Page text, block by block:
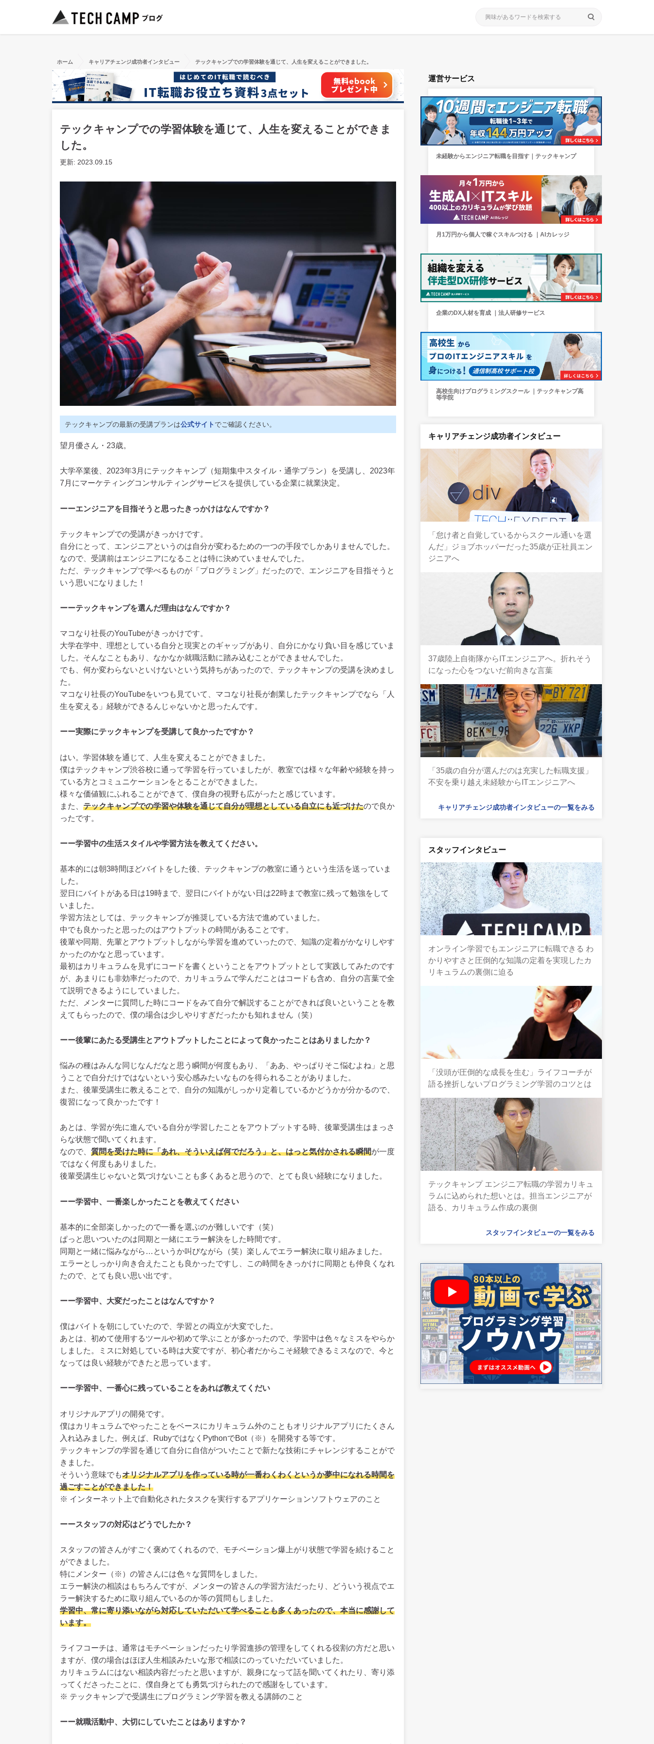
search
ホーム キャリアチェンジ成功者インタビュー テックキャンプでの学習体験を通じて、人生を変えることができました。
テックキャンプでの学習体験を通じて、人生を変えることができま
した。
更新: 2023.09.15
テックキャンプの最新の受講プランは公式サイト でご確認ください。
望月優さん・23歳。
大学卒業後、2023年3月にテックキャンプ（短期集中スタイル・通学プラン）を受講し、2023年
7月にマーケティングコンサルティングサービスを提供している企業に就業決定。
ーーエンジニアを目指そうと思ったきっかけはなんですか？
テックキャンプでの受講がきっかけです。
自分にとって、エンジニアというのは自分が変わるための一つの手段でしかありませんでした。
なので、受講前はエンジニアになることは特に決めていませんでした。
ただ、テックキャンプで学べるものが「プログラミング」だったので、エンジニアを目指そうと
いう思いになりました！
ーーテックキャンプを選んだ理由はなんですか？
マコなり社長のYouTubeがきっかけです。
大学在学中、理想としている自分と現実とのギャップがあり、自分にかなり負い目を感じていま
した。そんなこともあり、なかなか就職活動に踏み込むことができませんでした。
でも、何か変わらないといけないという気持ちがあったので、テックキャンプの受講を決めまし
た。
マコなり社長のYouTubeをいつも見ていて、マコなり社長が創業したテックキャンプでなら「人
生を変える」経験ができるんじゃないかと思ったんです。
ーー実際にテックキャンプを受講して良かったですか？
はい。学習体験を通じて、人生を変えることができました。
僕はテックキャンプ渋谷校に通って学習を行っていましたが、教室では様々な年齢や経験を持っ
ている方とコミュニケーションをとることができました。
様々な価値観にふれることができて、僕自身の視野も広がったと感じています。
また、 テックキャンプでの学習や体験を通じて自分が理想としている自立にも近づけたので良か
ったです。
ーー学習中の生活スタイルや学習方法を教えてください。
基本的には朝3時間ほどバイトをした後、テックキャンプの教室に通うという生活を送っていま
した。
翌日にバイトがある日は19時まで、翌日にバイトがない日は22時まで教室に残って勉強をして
いました。
学習方法としては、テックキャンプが推奨している方法で進めていました。
中でも良かったと思ったのはアウトプットの時間があることです。
後輩や同期、先輩とアウトプットしながら学習を進めていったので、知識の定着がかなりしやす
かったのかなと思っています。
最初はカリキュラムを見ずにコードを書くということをアウトプットとして実践してみたのです
が、あまりにも非効率だったので、カリキュラムで学んだことはコードも含め、自分の言葉で全
て説明できるようにしていました。
ただ、メンターに質問した時にコードをみて自分で解説することができれば良いということを教
えてもらったので、僕の場合は少しやりすぎだったかも知れません（笑）
ーー後輩にあたる受講生とアウトプットしたことによって良かったことはありましたか？
悩みの種はみんな同じなんだなと思う瞬間が何度もあり、「ああ、やっぱりそこ悩むよね」と思
うことで自分だけではないという安心感みたいなものを得られることがありました。
また、後輩受講生に教えることで、自分の知識がしっかり定着しているかどうかが分かるので、
復習になって良かったです！
あとは、学習が先に進んでいる自分が学習したことをアウトプットする時、後輩受講生はまっさ
らな状態で聞いてくれます。
なので、 質問を受けた時に「あれ、そういえば何でだろう」と、はっと気付かされる瞬間が一度
ではなく何度もありました。
後輩受講生じゃないと気づけないことも多くあると思うので、とても良い経験になりました。
ーー学習中、一番楽しかったことを教えてください
基本的に全部楽しかったので一番を選ぶのが難しいです（笑）
ぱっと思いついたのは同期と一緒にエラー解決をした時間です。
同期と一緒に悩みながら…というか叫びながら（笑）楽しんでエラー解決に取り組みました。
エラーとしっかり向き合えたことも良かったですし、この時間をきっかけに同期とも仲良くなれ
たので、とても良い思い出です。
ーー学習中、大変だったことはなんですか？
僕はバイトを朝にしていたので、学習との両立が大変でした。
あとは、初めて使用するツールや初めて学ぶことが多かったので、学習中は色々なミスをやらか
しました。ミスに対処している時は大変ですが、初心者だからこそ経験できるミスなので、今と
なっては良い経験ができたと思っています。
ーー学習中、一番心に残っていることをあれば教えてくだい
オリジナルアプリの開発です。
僕はカリキュラムでやったことをベースにカリキュラム外のこともオリジナルアプリにたくさん
入れ込みました。例えば、RubyではなくPythonでBot（※）を開発する等です。
テックキャンプの学習を通じて自分に自信がついたことで新たな技術にチャレンジすることがで
きました。
そういう意味でもオリジナルアプリを作っている時が一番わくわくというか夢中になれる時間を
過ごすことができました！
※ インターネット上で自動化されたタスクを実行するアプリケーションソフトウェアのこと
ーースタッフの対応はどうでしたか？
スタッフの皆さんがすごく褒めてくれるので、モチベーション爆上がり状態で学習を続けること
ができました。
特にメンター（※）の皆さんには色々な質問をしました。
エラー解決の相談はもちろんですが、メンターの皆さんの学習方法だったり、どういう視点でエ
ラー解決するために取り組んでいるのか等の質問もしました。
学習中、常に寄り添いながら対応していただいて学べることも多くあったので、本当に感謝して
います。
ライフコーチは、通常はモチベーションだったり学習進捗の管理をしてくれる役割の方だと思い
ますが、僕の場合はほぼ人生相談みたいな形で相談にのっていただいていました。
カリキュラムにはない相談内容だったと思いますが、親身になって話を聞いてくれたり、寄り添
ってくださったことに、僕自身とても勇気づけられたので感謝をしています。
※ テックキャンプで受講生にプログラミング学習を教える講師のこと
ーー就職活動中、大切にしていたことはありますか？
運営サービス
未経験からエンジニア転職を目指す｜テックキャンプ
月1万円から個人で稼ぐスキルつける ｜AIカレッジ
企業のDX人材を育成 ｜法人研修サービス
高校生向けプログラミングスクール ｜テックキャンプ高
等学院
キャリアチェンジ成功者インタビュー
「怠け者と自覚しているからスクール通いを選
んだ」ジョブホッパーだった35歳が正社員エン
ジニアへ
37歳陸上自衛隊からITエンジニアへ。折れそう
になった心をつないだ前向きな言葉
「35歳の自分が選んだのは充実した転職支援」
不安を乗り越え未経験からITエンジニアへ
キャリアチェンジ成功者インタビューの一覧をみる
スタッフインタビュー
オンライン学習でもエンジニアに転職できる わ
かりやすさと圧倒的な知識の定着を実現したカ
リキュラムの裏側に迫る
「没頭が圧倒的な成長を生む」ライフコーチが
語る挫折しないプログラミング学習のコツとは
テックキャンプ エンジニア転職の学習カリキュ
ラムに込められた想いとは。担当エンジニアが
語る、カリキュラム作成の裏側
スタッフインタビューの一覧をみる